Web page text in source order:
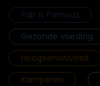
Fab & Famouz
Gezonde voeding
Hoogsensitiviteit
Kamperen